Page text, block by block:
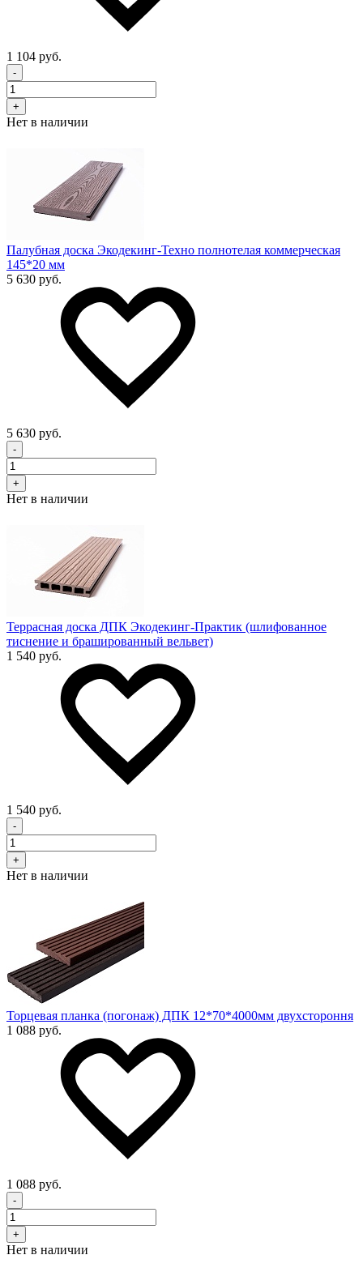
1 104 руб.
-
+
Нет в наличии
Палубная доска Экодекинг-Техно полнотелая коммерческая
145*20 мм
5 630 руб.
5 630 руб.
-
+
Нет в наличии
Террасная доска ДПК Экодекинг-Практик (шлифованное
тиснение и брашированный вельвет)
1 540 руб.
1 540 руб.
-
+
Нет в наличии
Торцевая планка (погонаж) ДПК 12*70*4000мм двухстороння
1 088 руб.
1 088 руб.
-
+
Нет в наличии